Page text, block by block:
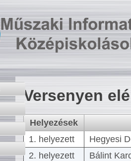
Versenyen
Helyezések
1. helyezett
Hegyesi
2. helyezett
Bálint